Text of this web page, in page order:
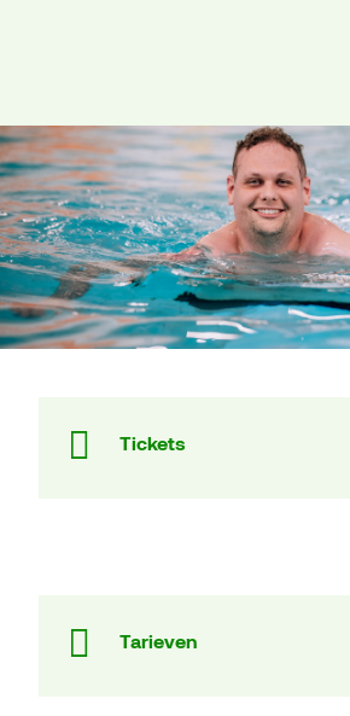
Tickets
Tarieven